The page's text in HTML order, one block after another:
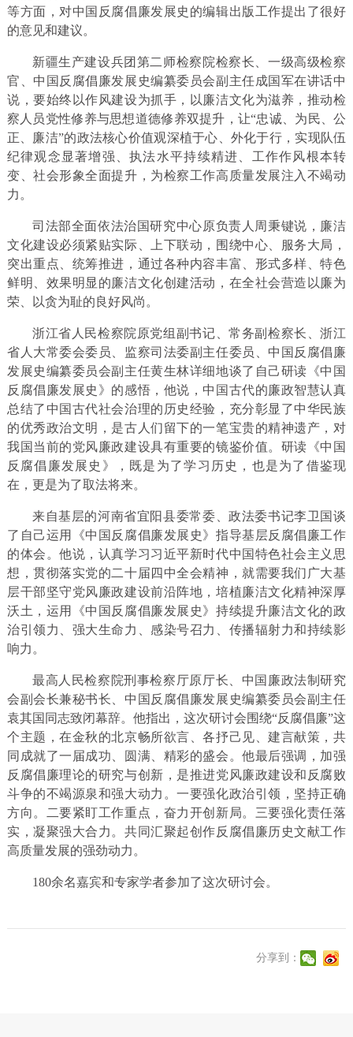
等方面，对中国反腐倡廉发展史的编辑出版工作提出了很好
的意见和建议。
新疆生产建设兵团第二师检察院检察长、一级高级检察
官、中国反腐倡廉发展史编纂委员会副主任成国军在讲话中
说，要始终以作风建设为抓手，以廉洁文化为滋养，推动检
察人员党性修养与思想道德修养双提升，让“忠诚、为民、公
正、廉洁”的政法核心价值观深植于心、外化于行，实现队伍
纪律观念显著增强、执法水平持续精进、工作作风根本转
变、社会形象全面提升，为检察工作高质量发展注入不竭动
力。
司法部全面依法治国研究中心原负责人周秉键说，廉洁
文化建设必须紧贴实际、上下联动，围绕中心、服务大局，
突出重点、统筹推进，通过各种内容丰富、形式多样、特色
鲜明、效果明显的廉洁文化创建活动，在全社会营造以廉为
荣、以贪为耻的良好风尚。
浙江省人民检察院原党组副书记、常务副检察长、浙江
省人大常委会委员、监察司法委副主任委员、中国反腐倡廉
发展史编纂委员会副主任黄生林详细地谈了自己研读《中国
反腐倡廉发展史》的感悟，他说，中国古代的廉政智慧认真
总结了中国古代社会治理的历史经验，充分彰显了中华民族
的优秀政治文明，是古人们留下的一笔宝贵的精神遗产，对
我国当前的党风廉政建设具有重要的镜鉴价值。研读《中国
反腐倡廉发展史》，既是为了学习历史，也是为了借鉴现
在，更是为了取法将来。
来自基层的河南省宜阳县委常委、政法委书记李卫国谈
了自己运用《中国反腐倡廉发展史》指导基层反腐倡廉工作
的体会。他说，认真学习习近平新时代中国特色社会主义思
想，贯彻落实党的二十届四中全会精神，就需要我们广大基
层干部坚守党风廉政建设前沿阵地，培植廉洁文化精神深厚
沃土，运用《中国反腐倡廉发展史》持续提升廉洁文化的政
治引领力、强大生命力、感染号召力、传播辐射力和持续影
响力。
最高人民检察院刑事检察厅原厅长、中国廉政法制研究
会副会长兼秘书长、中国反腐倡廉发展史编纂委员会副主任
袁其国同志致闭幕辞。他指出，这次研讨会围绕“反腐倡廉”这
个主题，在金秋的北京畅所欲言、各抒己见、建言献策，共
同成就了一届成功、圆满、精彩的盛会。他最后强调，加强
反腐倡廉理论的研究与创新，是推进党风廉政建设和反腐败
斗争的不竭源泉和强大动力。一要强化政治引领，坚持正确
方向。二要紧盯工作重点，奋力开创新局。三要强化责任落
实，凝聚强大合力。共同汇聚起创作反腐倡廉历史文献工作
高质量发展的强劲动力。
180余名嘉宾和专家学者参加了这次研讨会。
分享到：